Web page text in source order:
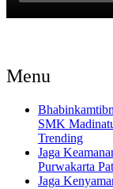
Menu
SMK
Trending
Jaga
Purwakarta
Jaga